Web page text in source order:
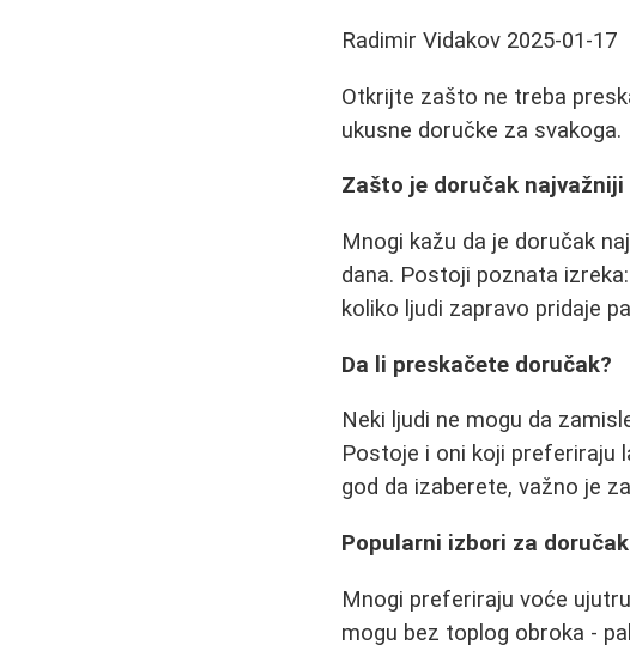
Radimir Vidakov 2025-01-17
Otkrijte zašto ne treba
ukusne doručke za svakoga.
Zašto je doručak najvažniji
Mnogi kažu da je doručak
dana. Postoji poznata
koliko ljudi zapravo pridaje
Da li preskačete doručak?
Neki ljudi ne mogu da
Postoje i oni koji preferiraju
god da izaberete, važno je
Popularni izbori za doručak
Mnogi preferiraju voće
mogu bez toplog obroka -